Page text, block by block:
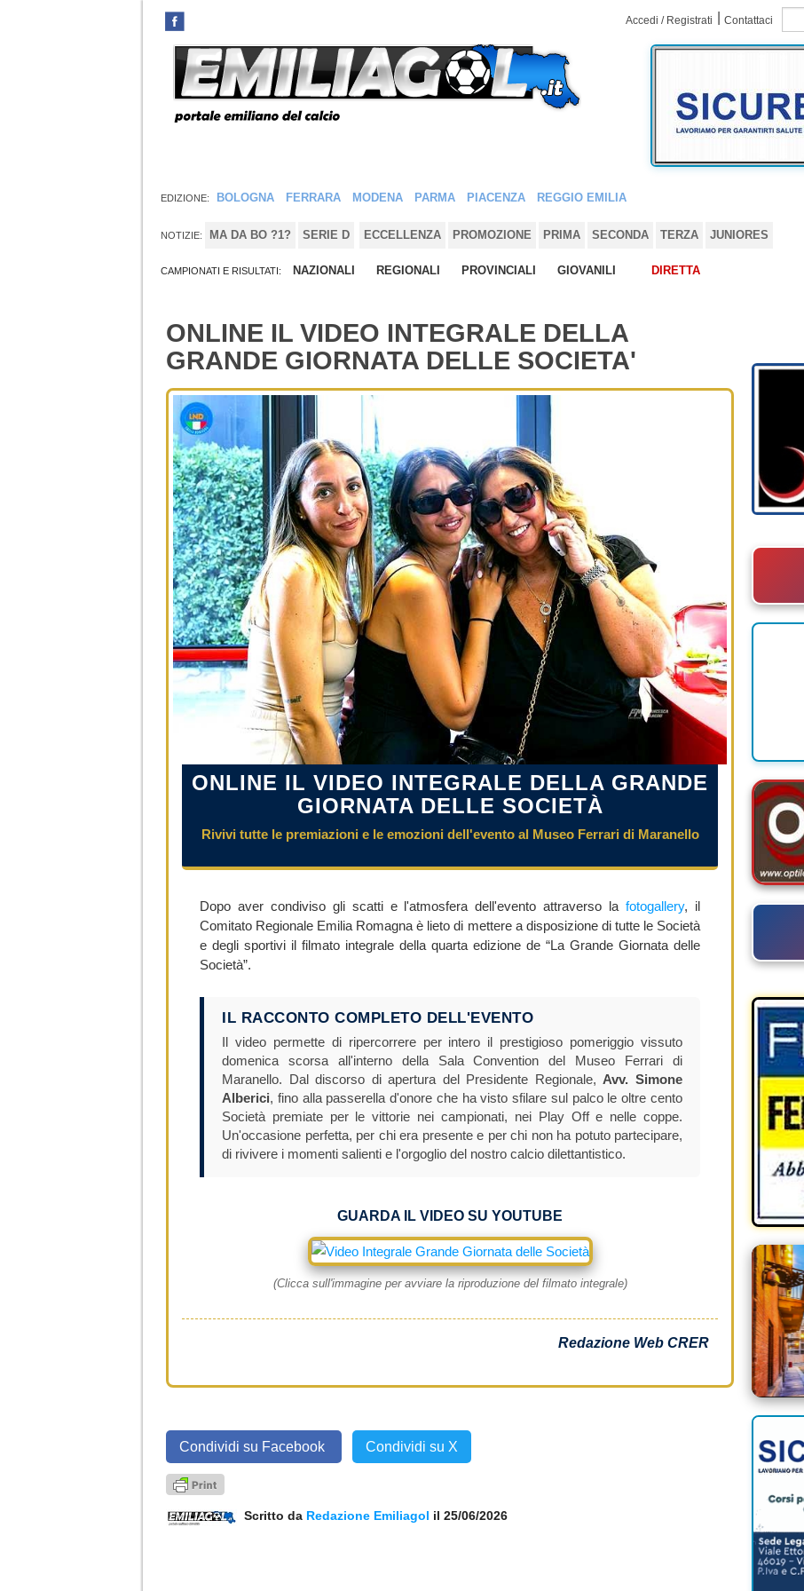
Accedi / Registrati Contattaci
EDIZIONE: BOLOGNA FERRARA MODENA PARMA PIACENZA REGGIO EMILIA
NOTIZIE: MA DA BO ?1? SERIE D ECCELLENZA PROMOZIONE PRIMA SECONDA TERZA JUNIORES
CAMPIONATI E RISULTATI: NAZIONALI REGIONALI PROVINCIALI GIOVANILI DIRETTA
ONLINE IL VIDEO INTEGRALE DELLA
GRANDE GIORNATA DELLE SOCIETA'
ONLINE IL VIDEO INTEGRALE DELLA GRANDE
GIORNATA DELLE SOCIETÀ
Rivivi tutte le premiazioni e le emozioni dell'evento al Museo Ferrari di Maranello
Dopo aver condiviso gli scatti e l'atmosfera dell'evento attraverso lafotogallery, il
Comitato Regionale Emilia Romagna è lieto di mettere a disposizione di tutte le Società
e degli sportivi il filmato integrale della quarta edizione de “La Grande Giornata delle
Società”.
IL RACCONTO COMPLETO DELL'EVENTO
Il video permette di ripercorrere per intero il prestigioso pomeriggio vissuto
domenica scorsa all'interno della Sala Convention del Museo Ferrari di
Maranello. Dal discorso di apertura del Presidente Regionale, Avv. Simone
Alberici, fino alla passerella d'onore che ha visto sfilare sul palco le oltre cento
Società premiate per le vittorie nei campionati, nei Play Off e nelle coppe.
Un'occasione perfetta, per chi era presente e per chi non ha potuto partecipare,
di rivivere i momenti salienti e l'orgoglio del nostro calcio dilettantistico.
GUARDA IL VIDEO SU YOUTUBE
(Clicca sull'immagine per avviare la riproduzione del filmato integrale)
Redazione Web CRER
Condividi su Facebook Condividi su X
Scritto da Redazione Emiliagol il 25/06/2026